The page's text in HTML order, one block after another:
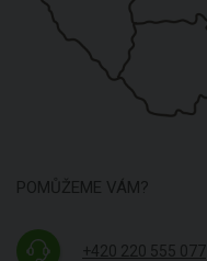
POMŮŽEME VÁM?
+420 220 555 077